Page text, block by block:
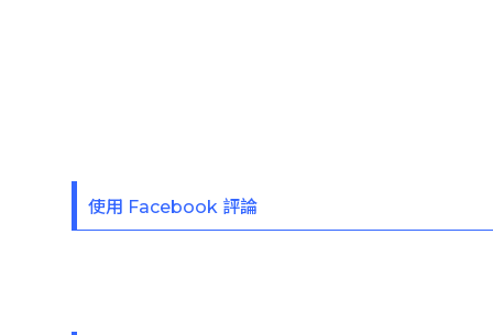
使用 Facebook 評論